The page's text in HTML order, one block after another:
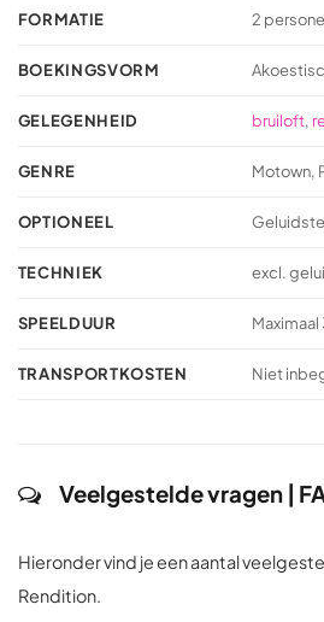
FORMATIE 2
BOEKINGSVORM
GELEGENHEID bruiloft,
GENRE Motown,
OPTIONEEL
TECHNIEK excl.
SPEELDUUR Maximaal
TRANSPORTKOSTEN Niet
Veelgestelde vragen |
Hieronder vind je een aantal
Rendition.